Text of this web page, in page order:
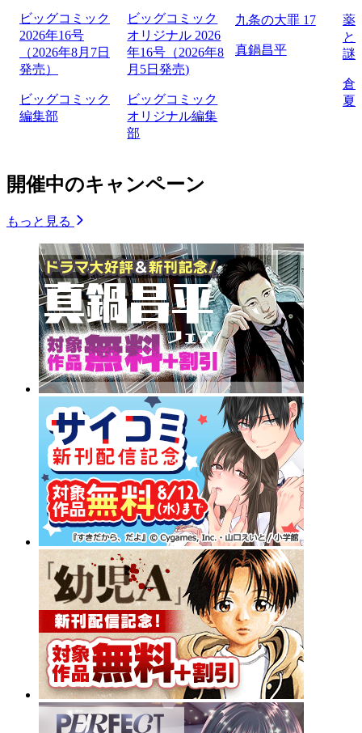
ビッグコミック
2026年16号
（2026年8月7日
発売）
ビッグコミック
編集部
ビッグコミック
オリジナル 2026
年16号（2026年8
月5日発売)
ビッグコミック
オリジナル編集
部
九条の大罪 17
真鍋昌平
薬
と
謎
倉
夏
開催中のキャンペーン
もっと見る